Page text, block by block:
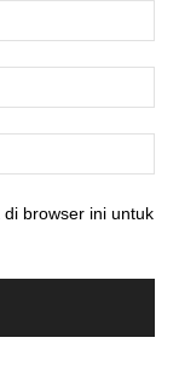
browser ini untuk